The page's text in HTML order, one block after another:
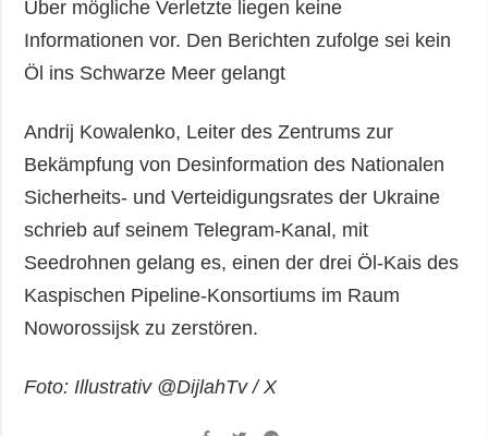
Über mögliche Verletzte liegen keine
Informationen vor. Den Berichten zufolge sei kein
Öl ins Schwarze Meer gelangt
Andrij Kowalenko, Leiter des Zentrums zur
Bekämpfung von Desinformation des Nationalen
Sicherheits- und Verteidigungsrates der Ukraine
schrieb auf seinem Telegram-Kanal, mit
Seedrohnen gelang es, einen der drei Öl-Kais des
Kaspischen Pipeline-Konsortiums im Raum
Noworossijsk zu zerstören.
Foto: Illustrativ @DijlahTv / X